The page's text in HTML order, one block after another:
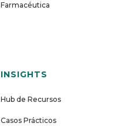
Farmacéutica
INSIGHTS
Hub de Recursos
Casos Prácticos